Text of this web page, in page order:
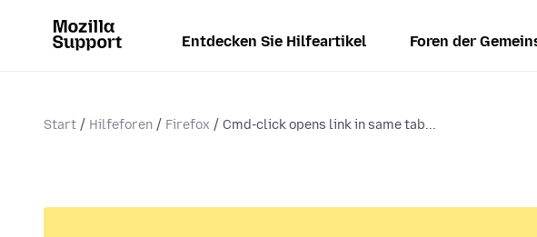
Entdecken Sie Hilfeartikel Foren der
Start Hilfeforen Firefox Cmd-click opens link in same tab...